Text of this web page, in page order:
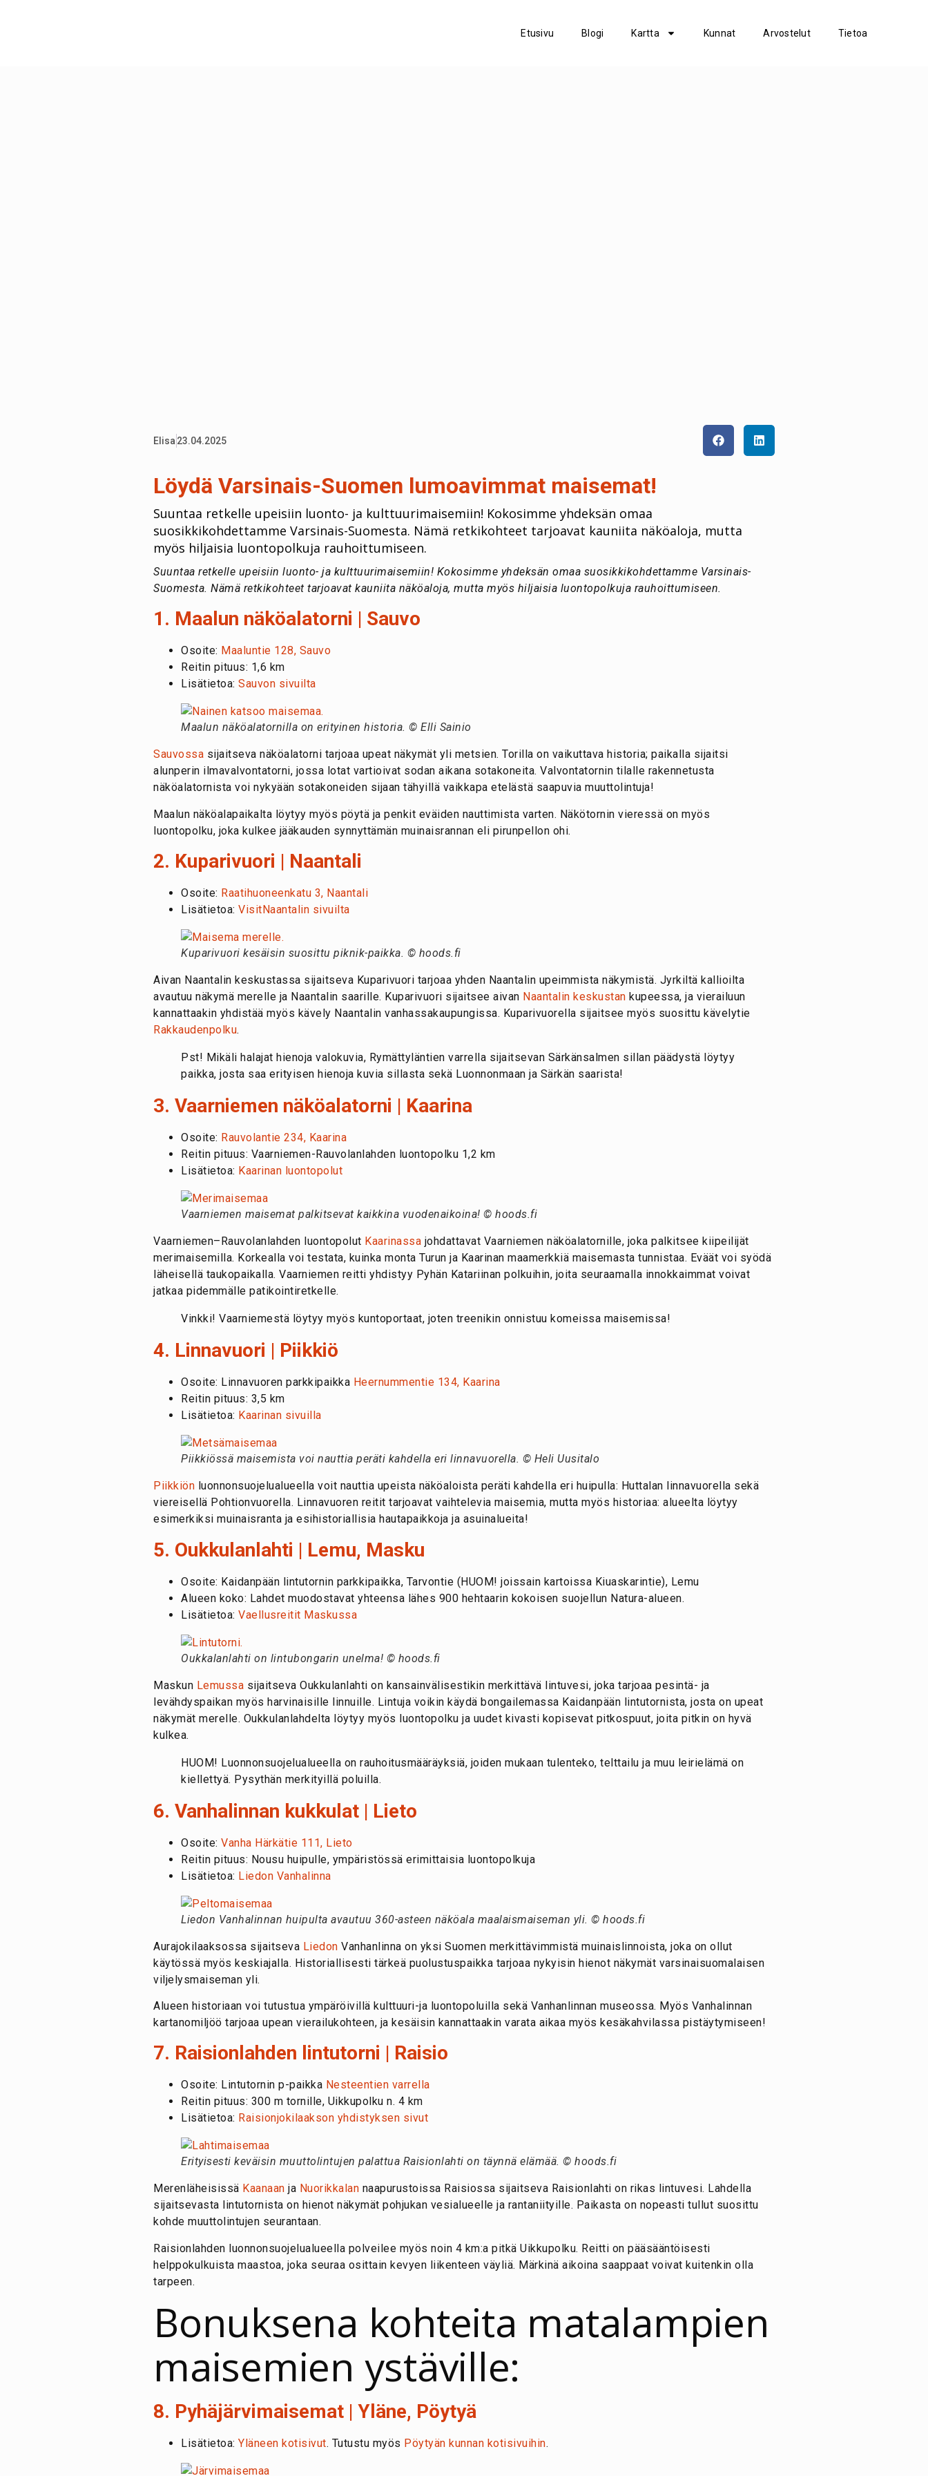
Etusivu Blogi Kartta Kunnat Arvostelut Tietoa
Elisa 23.04.2025
Löydä Varsinais-Suomen lumoavimmat maisemat!
Suuntaa retkelle upeisiin luonto- ja kulttuurimaisemiin! Kokosimme yhdeksän omaa
suosikkikohdettamme Varsinais-Suomesta. Nämä retkikohteet tarjoavat kauniita näköaloja, mutta
myös hiljaisia luontopolkuja rauhoittumiseen.
Suuntaa retkelle upeisiin luonto- ja kulttuurimaisemiin! Kokosimme yhdeksän omaa suosikkikohdettamme Varsinais-
Suomesta. Nämä retkikohteet tarjoavat kauniita näköaloja, mutta myös hiljaisia luontopolkuja rauhoittumiseen.
1. Maalun näköalatorni | Sauvo
Osoite: Maaluntie 128, Sauvo
Reitin pituus: 1,6 km
Lisätietoa: Sauvon sivuilta
Maalun näköalatornilla on erityinen historia. © Elli Sainio
Sauvossa sijaitseva näköalatorni tarjoaa upeat näkymät yli metsien. Torilla on vaikuttava historia; paikalla sijaitsi
alunperin ilmavalvontatorni, jossa lotat vartioivat sodan aikana sotakoneita. Valvontatornin tilalle rakennetusta
näköalatornista voi nykyään sotakoneiden sijaan tähyillä vaikkapa etelästä saapuvia muuttolintuja!
Maalun näköalapaikalta löytyy myös pöytä ja penkit eväiden nauttimista varten. Näkötornin vieressä on myös
luontopolku, joka kulkee jääkauden synnyttämän muinaisrannan eli pirunpellon ohi.
2. Kuparivuori | Naantali
Osoite: Raatihuoneenkatu 3, Naantali
Lisätietoa: VisitNaantalin sivuilta
Kuparivuori kesäisin suosittu piknik-paikka. © hoods.fi
Aivan Naantalin keskustassa sijaitseva Kuparivuori tarjoaa yhden Naantalin upeimmista näkymistä. Jyrkiltä kallioilta
avautuu näkymä merelle ja Naantalin saarille. Kuparivuori sijaitsee aivan Naantalin keskustan kupeessa, ja vierailuun
kannattaakin yhdistää myös kävely Naantalin vanhassakaupungissa. Kuparivuorella sijaitsee myös suosittu kävelytie
Rakkaudenpolku.
Pst! Mikäli halajat hienoja valokuvia, Rymättyläntien varrella sijaitsevan Särkänsalmen sillan päädystä löytyy
paikka, josta saa erityisen hienoja kuvia sillasta sekä Luonnonmaan ja Särkän saarista!
3. Vaarniemen näköalatorni | Kaarina
Osoite: Rauvolantie 234, Kaarina
Reitin pituus: Vaarniemen-Rauvolanlahden luontopolku 1,2 km
Lisätietoa: Kaarinan luontopolut
Vaarniemen maisemat palkitsevat kaikkina vuodenaikoina! © hoods.fi
Vaarniemen–Rauvolanlahden luontopolut Kaarinassa johdattavat Vaarniemen näköalatornille, joka palkitsee kiipeilijät
merimaisemilla. Korkealla voi testata, kuinka monta Turun ja Kaarinan maamerkkiä maisemasta tunnistaa. Eväät voi syödä
läheisellä taukopaikalla. Vaarniemen reitti yhdistyy Pyhän Katariinan polkuihin, joita seuraamalla innokkaimmat voivat
jatkaa pidemmälle patikointiretkelle.
Vinkki! Vaarniemestä löytyy myös kuntoportaat, joten treenikin onnistuu komeissa maisemissa!
4. Linnavuori | Piikkiö
Osoite: Linnavuoren parkkipaikka Heernummentie 134, Kaarina
Reitin pituus: 3,5 km
Lisätietoa: Kaarinan sivuilla
Piikkiössä maisemista voi nauttia peräti kahdella eri linnavuorella. © Heli Uusitalo
Piikkiön luonnonsuojelualueella voit nauttia upeista näköaloista peräti kahdella eri huipulla: Huttalan linnavuorella sekä
viereisellä Pohtionvuorella. Linnavuoren reitit tarjoavat vaihtelevia maisemia, mutta myös historiaa: alueelta löytyy
esimerkiksi muinaisranta ja esihistoriallisia hautapaikkoja ja asuinalueita!
5. Oukkulanlahti | Lemu, Masku
Osoite: Kaidanpään lintutornin parkkipaikka, Tarvontie (HUOM! joissain kartoissa Kiuaskarintie), Lemu
Alueen koko: Lahdet muodostavat yhteensa lähes 900 hehtaarin kokoisen suojellun Natura-alueen.
Lisätietoa: Vaellusreitit Maskussa
Oukkalanlahti on lintubongarin unelma! © hoods.fi
Maskun Lemussa sijaitseva Oukkulanlahti on kansainvälisestikin merkittävä lintuvesi, joka tarjoaa pesintä- ja
levähdyspaikan myös harvinaisille linnuille. Lintuja voikin käydä bongailemassa Kaidanpään lintutornista, josta on upeat
näkymät merelle. Oukkulanlahdelta löytyy myös luontopolku ja uudet kivasti kopisevat pitkospuut, joita pitkin on hyvä
kulkea.
HUOM! Luonnonsuojelualueella on rauhoitusmääräyksiä, joiden mukaan tulenteko, telttailu ja muu leirielämä on
kiellettyä. Pysythän merkityillä poluilla.
6. Vanhalinnan kukkulat | Lieto
Osoite: Vanha Härkätie 111, Lieto
Reitin pituus: Nousu huipulle, ympäristössä erimittaisia luontopolkuja
Lisätietoa: Liedon Vanhalinna
Liedon Vanhalinnan huipulta avautuu 360-asteen näköala maalaismaiseman yli. © hoods.fi
Aurajokilaaksossa sijaitseva Liedon Vanhanlinna on yksi Suomen merkittävimmistä muinaislinnoista, joka on ollut
käytössä myös keskiajalla. Historiallisesti tärkeä puolustuspaikka tarjoaa nykyisin hienot näkymät varsinaisuomalaisen
viljelysmaiseman yli.
Alueen historiaan voi tutustua ympäröivillä kulttuuri-ja luontopoluilla sekä Vanhanlinnan museossa. Myös Vanhalinnan
kartanomiljöö tarjoaa upean vierailukohteen, ja kesäisin kannattaakin varata aikaa myös kesäkahvilassa pistäytymiseen!
7. Raisionlahden lintutorni | Raisio
Osoite: Lintutornin p-paikka Nesteentien varrella
Reitin pituus: 300 m tornille, Uikkupolku n. 4 km
Lisätietoa: Raisionjokilaakson yhdistyksen sivut
Erityisesti keväisin muuttolintujen palattua Raisionlahti on täynnä elämää. © hoods.fi
Merenläheisissä Kaanaan ja Nuorikkalan naapurustoissa Raisiossa sijaitseva Raisionlahti on rikas lintuvesi. Lahdella
sijaitsevasta lintutornista on hienot näkymät pohjukan vesialueelle ja rantaniityille. Paikasta on nopeasti tullut suosittu
kohde muuttolintujen seurantaan.
Raisionlahden luonnonsuojelualueella polveilee myös noin 4 km:a pitkä Uikkupolku. Reitti on pääsääntöisesti
helppokulkuista maastoa, joka seuraa osittain kevyen liikenteen väyliä. Märkinä aikoina saappaat voivat kuitenkin olla
tarpeen.
Bonuksena kohteita matalampien
maisemien ystäville:
8. Pyhäjärvimaisemat | Yläne, Pöytyä
Lisätietoa: Yläneen kotisivut. Tutustu myös Pöytyän kunnan kotisivuihin.